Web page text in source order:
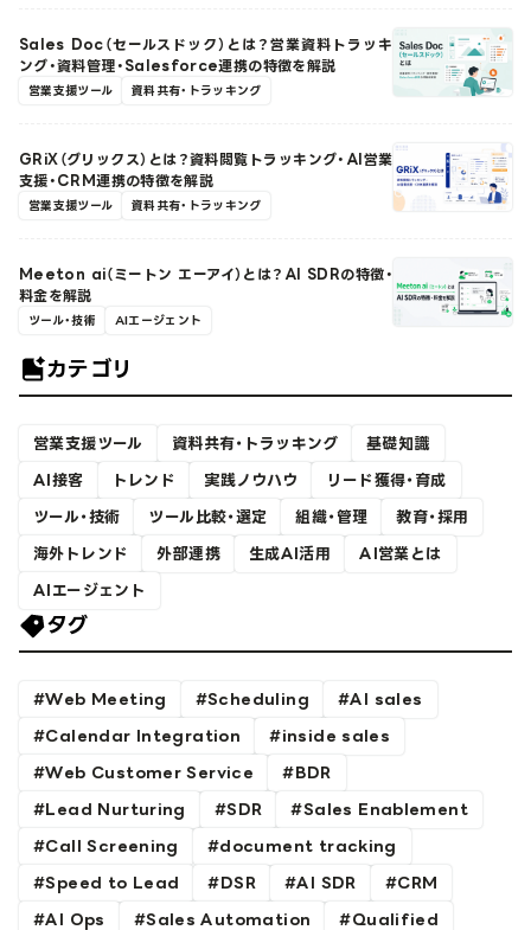
Sales Doc（セールスドック）とは？営業資料トラッキ
ング・資料管理・Salesforce連携の特徴を解説
営業支援ツール 資料共有・トラッキング
GRiX（グリックス）とは？資料閲覧トラッキング・AI営業
支援・CRM連携の特徴を解説
営業支援ツール 資料共有・トラッキング
Meeton ai（ミートン エーアイ）とは？AI SDRの特徴・
料金を解説
ツール・技術 AIエージェント
カテゴリ
営業支援ツール 資料共有・トラッキング 基礎知識
AI接客 トレンド 実践ノウハウ リード獲得・育成
ツール・技術 ツール比較・選定 組織・管理 教育・採用
海外トレンド 外部連携 生成AI活用 AI営業とは
AIエージェント
タグ
Web Meeting Scheduling AI sales
Calendar Integration inside sales
Web Customer Service BDR
Lead Nurturing SDR Sales Enablement
Call Screening document tracking
Speed to Lead DSR AI SDR CRM
AI Ops Sales Automation Qualified